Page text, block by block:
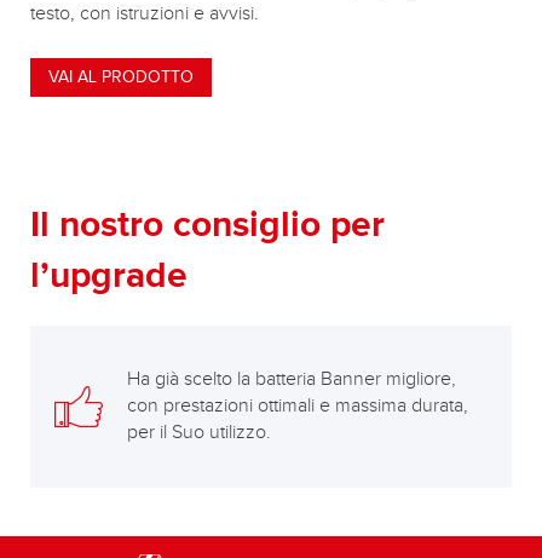
testo, con istruzioni e avvisi.
VAI AL PRODOTTO
Il nostro consiglio per
l’upgrade
Ha già scelto la batteria Banner migliore,
con prestazioni ottimali e massima durata,
per il Suo utilizzo.